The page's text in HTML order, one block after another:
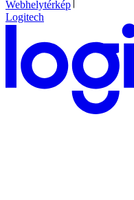
Webhelytérkép
Logitech